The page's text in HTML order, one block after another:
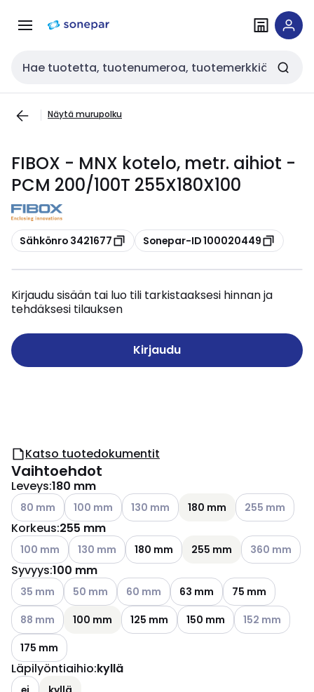
navigointiinsisältöön
Haku
Näytä murupolku
FIBOX - MNX kotelo, metr. aihiot -
PCM 200/100T 255X180X100
Kopioi
Sähkönro 3421677 Kopioi
Sonepar-ID 100020449
Kirjaudu sisään tai luo tili tarkistaaksesi hinnan ja
tehdäksesi tilauksen
Kirjaudu
Katso tuotedokumentit
Vaihtoehdot
Leveys:180 mm
Katso käytettävissä olevat vaihtoehdot
80 mm Katso käytettävissä olevat vaihtoehdot
100 mm Katso käytettävissä olevat vaihtoehdot
130 mm 180 mm Katso
255 mm
Korkeus:255 mm
Katso käytettävissä olevat vaihtoehdot
100 mm Katso käytettävissä olevat vaihtoehdot
130 mm 180 mm 255 mm Katso
360 mm
Syvyys:100 mm
Katso käytettävissä olevat vaihtoehdot
35 mm Katso käytettävissä olevat vaihtoehdot
50 mm Katso käytettävissä olevat vaihtoehdot
60 mm 63 mm
75 mm
Katso käytettävissä olevat vaihtoehdot
88 mm 100 mm 125 mm 150 mm Katso
152 mm
175 mm
Läpilyöntiaihio:kyllä